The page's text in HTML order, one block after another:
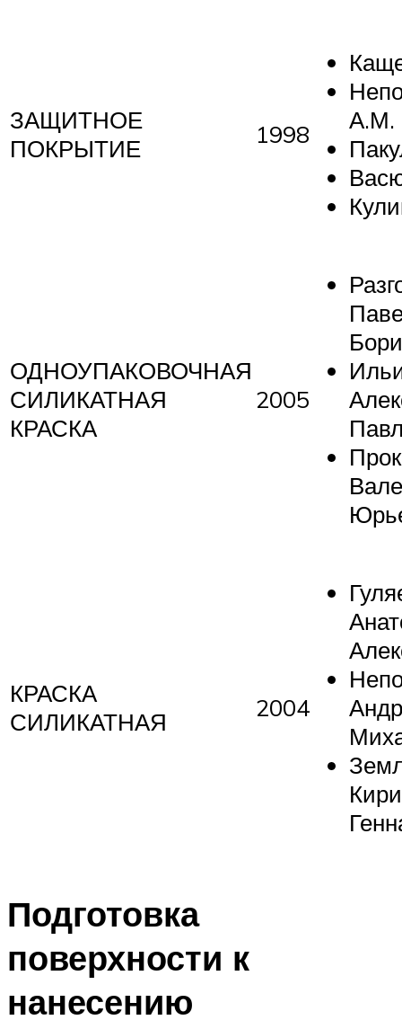
ЗАЩИТНОЕ
ПОКРЫТИЕ
1998
А.М.
ОДНОУПАКОВОЧНАЯ
СИЛИКАТНАЯ
КРАСКА
2005
КРАСКА
СИЛИКАТНАЯ
2004
Подготовка
поверхности к
нанесению